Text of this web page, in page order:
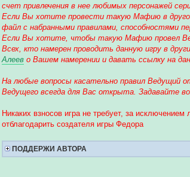
счет привлечения в нее любимых персонажей
Если Вы хотите провести такую Мафию в
файл с набранными правилами, способностями
Если Вы хотите, чтобы такую Мафию провел
Всех, кто намерен проводить данную игру в
Алеев о Вашем намерении и давать ссылку на
На любые вопросы касательно правил Ведущий
Ведущего всегда для Вас открыта. Задавайте
Никаких взносов игра не требует, за
отблагодарить создателя игры Федора
ПОДДЕРЖИ АВТОРА